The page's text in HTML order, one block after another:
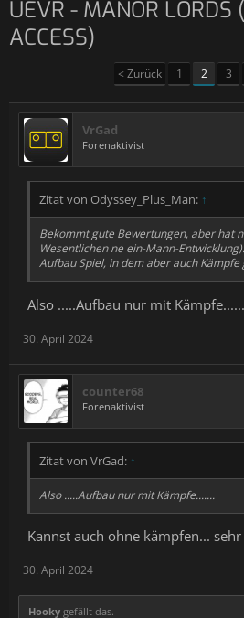
UEVR - MANOR LORDS
ACCESS)
< Zurück 1 2 3
VrGad
Forenaktivist
Zitat von Odyssey_Plus_Man: ↑
Bekommt gute Bewertungen, aber hat
Wesentlichen ne ein-Mann-
Aufbau Spiel, in dem aber auch
Also .....Aufbau nur mit
30. April 2024
counter68
Forenaktivist
Zitat von VrGad: ↑
Also .....Aufbau nur mit Kämpfe.......
Kannst auch ohne kämpfen...
30. April 2024
Hooky gefällt das.